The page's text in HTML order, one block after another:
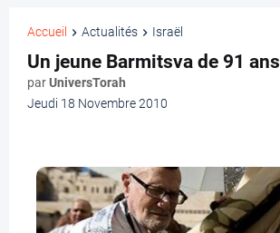
Accueil Actualités Israël
Un jeune Barmitsva de 91 ans
parUniversTorah
Jeudi 18 Novembre 2010